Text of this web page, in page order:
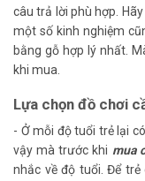
câu trả lời phù hợp.
một số kinh nghiệm
bằng gỗ hợp lý nhất.
khi mua.
Lựa chọn đồ chơi
- Ở mỗi độ tuổi trẻ lại
vậy mà trước khi mua
nhắc về độ tuổi. Để